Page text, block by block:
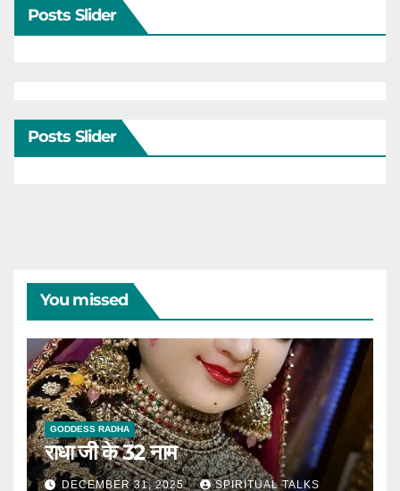
Posts Slider
Posts Slider
You missed
GODDESS RADHA
राधा जी के 32 नाम
DECEMBER 31, 2025 SPIRITUAL TALKS